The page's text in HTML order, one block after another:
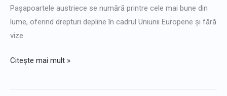
Pașapoartele austriece se numără printre cele mai bune din
lume, oferind drepturi depline în cadrul Uniunii Europene și fără
vize
Citește mai mult »